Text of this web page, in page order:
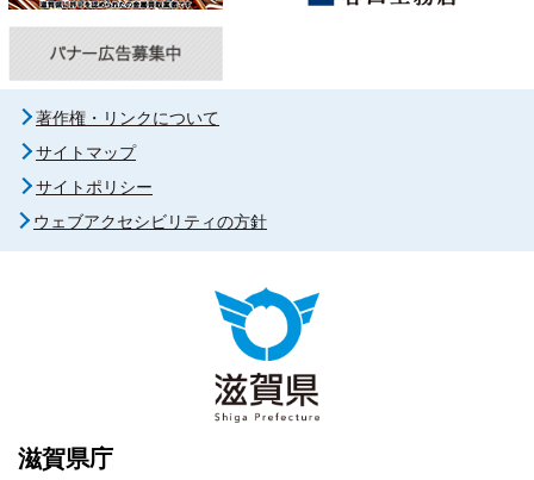
著作権・リンクについて
サイトマップ
サイトポリシー
ウェブアクセシビリティの方針
滋賀県庁